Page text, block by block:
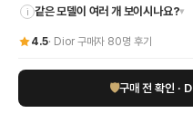
i 같은 모델이 여러 개 보이시나요?▾
4.5· Dior 구매자 80명 후기
🛡구매 전 확인 ·